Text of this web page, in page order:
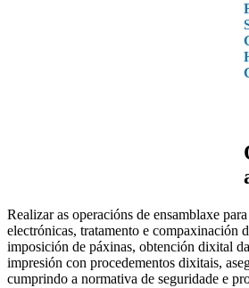
Realizar as operacións de ensamblaxe
electrónicas, tratamento e compaxinación
imposición de páxinas, obtención dixital
impresión con procedementos dixitais,
cumprindo a normativa de seguridade e